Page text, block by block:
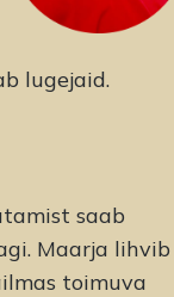
lugejaid.
saab
Maarja lihvib
toimuva